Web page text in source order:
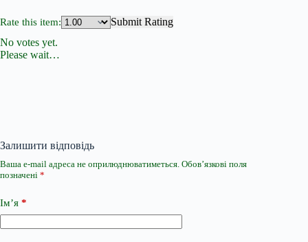
Rate this item:
Submit Rating
No votes yet.
Please wait…
Залишити відповідь
Ваша e-mail адреса не оприлюднюватиметься. Обов’язкові поля
позначені *
Ім’я *